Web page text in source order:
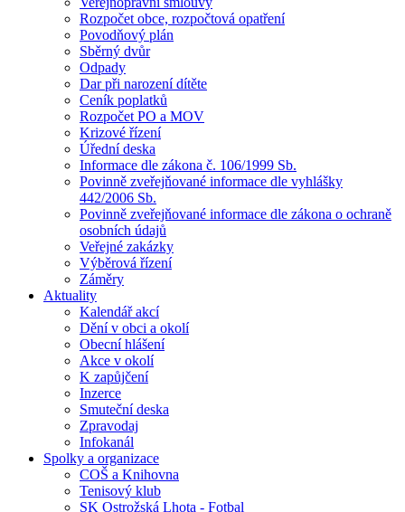
Rozpočet obce, rozpočtová opatření
Povodňový plán
Sběrný dvůr
Odpady
Dar při narození dítěte
Ceník poplatků
Rozpočet PO a MOV
Krizové řízení
Úřední deska
Informace dle zákona č. 106/1999 Sb.
Povinně zveřejňované informace dle vyhlášky
442/2006 Sb.
Povinně zveřejňované informace dle zákona o ochraně
osobních údajů
Veřejné zakázky
Výběrová řízení
Záměry
Aktuality
Kalendář akcí
Dění v obci a okolí
Obecní hlášení
Akce v okolí
K zapůjčení
Inzerce
Smuteční deska
Zpravodaj
Infokanál
Spolky a organizace
COŠ a Knihovna
Tenisový klub
SK Ostrožská Lhota - Fotbal